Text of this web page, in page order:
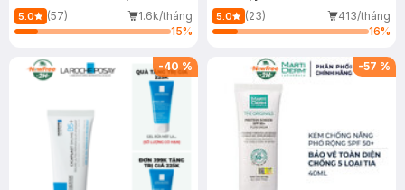
Dầu 500ml
5.0 (57)
1.6k/tháng
15%
(Mới)
5.0 (23)
413/tháng
16%
-40 % -57 %